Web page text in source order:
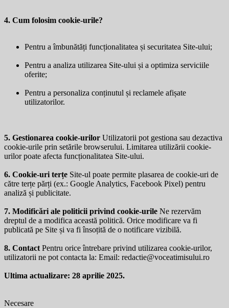
4. Cum folosim cookie-urile?
Pentru a îmbunătăți funcționalitatea și securitatea Site-ului;
Pentru a analiza utilizarea Site-ului și a optimiza serviciile
oferite;
Pentru a personaliza conținutul și reclamele afișate
utilizatorilor.
5. Gestionarea cookie-urilor Utilizatorii pot gestiona sau dezactiva
cookie-urile prin setările browserului. Limitarea utilizării cookie-
urilor poate afecta funcționalitatea Site-ului.
6. Cookie-uri terțe Site-ul poate permite plasarea de cookie-uri de
către terțe părți (ex.: Google Analytics, Facebook Pixel) pentru
analiză și publicitate.
7. Modificări ale politicii privind cookie-urile Ne rezervăm
dreptul de a modifica această politică. Orice modificare va fi
publicată pe Site și va fi însoțită de o notificare vizibilă.
8. Contact Pentru orice întrebare privind utilizarea cookie-urilor,
utilizatorii ne pot contacta la: Email: redactie@voceatimisului.ro
Ultima actualizare: 28 aprilie 2025.
Necesare